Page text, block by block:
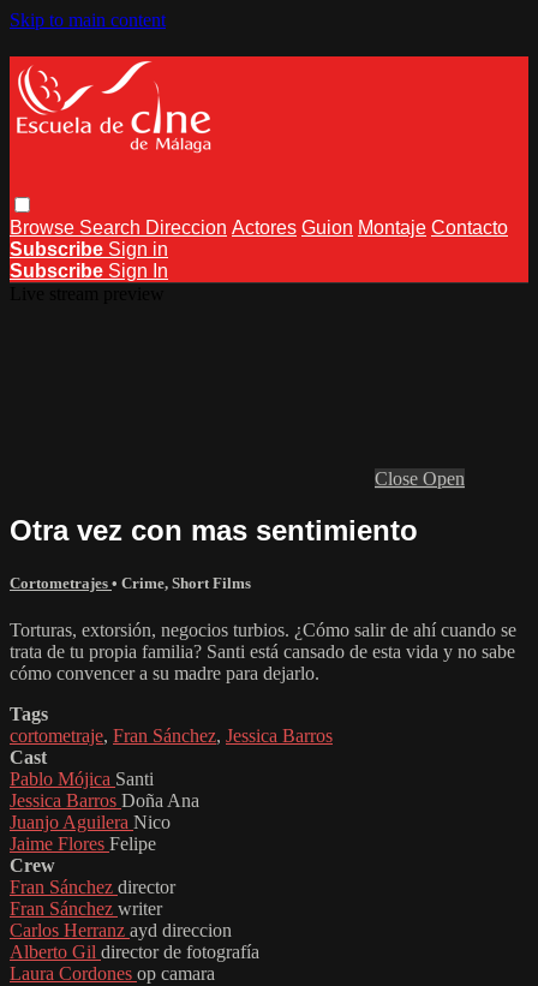
Skip to main content
Browse Search Direccion Actores Guion Montaje Contacto
Subscribe Sign in
Subscribe Sign In
Close Open
Otra vez con mas sentimiento
Cortometrajes • Crime, Short Films
Torturas, extorsión, negocios turbios. ¿Cómo salir de ahí cuando se
trata de tu propia familia? Santi está cansado de esta vida y no sabe
cómo convencer a su madre para dejarlo.
Tags
cortometraje, Fran Sánchez, Jessica Barros
Cast
Pablo Mójica Santi
Jessica Barros Doña Ana
Juanjo Aguilera Nico
Jaime Flores Felipe
Crew
Fran Sánchez director
Fran Sánchez writer
Carlos Herranz ayd direccion
Alberto Gil director de fotografía
Laura Cordones op camara